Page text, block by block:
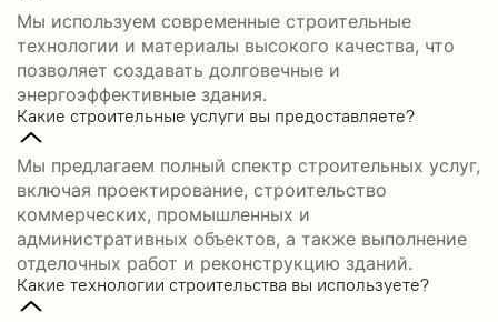
Мы используем современные строительные
технологии и материалы высокого качества, что
позволяет создавать долговечные и
энергоэффективные здания.
Какие строительные услуги вы предоставляете?
Мы предлагаем полный спектр строительных услуг,
включая проектирование, строительство
коммерческих, промышленных и
административных объектов, а также выполнение
отделочных работ и реконструкцию зданий.
Какие технологии строительства вы используете?